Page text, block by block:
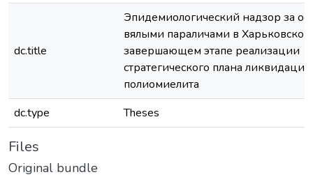
dc.title
Эпидемиологический надзор за
вялыми параличами в Харьковской
завершающем этапе реализации
стратегического плана ликвидации
полиомиелита
dc.type
Theses
Files
Original bundle